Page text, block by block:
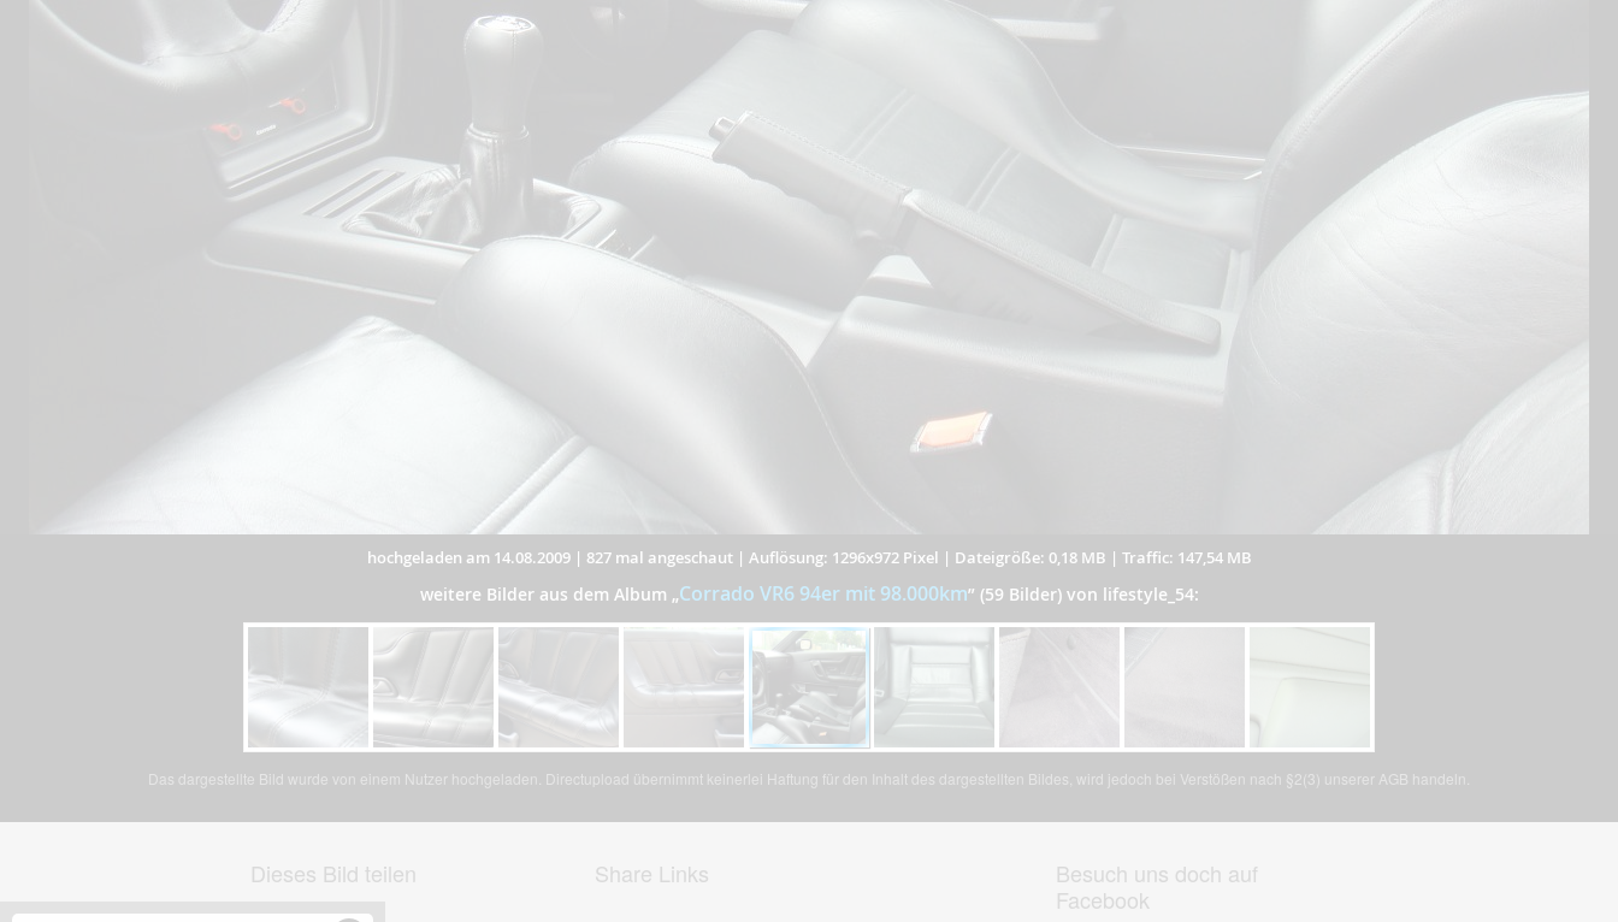
hochgeladen am 14.08.2009| 827 mal angeschaut| Auflösung: 1296x972 Pixel | Dateigröße: 0,18 MB | Traffic: 147,54 MB
weitere Bilder aus dem Album „Corrado VR6 94er mit 98.000km” (59 Bilder) von lifestyle_54:
Das dargestellte Bild wurde von einem Nutzer hochgeladen. Directupload übernimmt keinerlei Haftung für den Inhalt des dargestellten Bildes, wird jedoch bei Verstößen nach §2(3) unserer AGB handeln.
Dieses Bild teilen Share Links
Besuch uns doch auf
Facebook